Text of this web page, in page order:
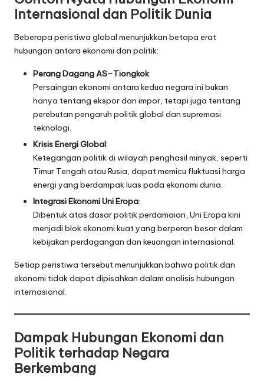
Internasional dan Politik Dunia
Beberapa peristiwa global menunjukkan betapa erat
hubungan antara ekonomi dan politik:
Perang Dagang AS–Tiongkok:
Persaingan ekonomi antara kedua negara ini bukan
hanya tentang ekspor dan impor, tetapi juga tentang
perebutan pengaruh politik global dan supremasi
teknologi.
Krisis Energi Global:
Ketegangan politik di wilayah penghasil minyak, seperti
Timur Tengah atau Rusia, dapat memicu fluktuasi harga
energi yang berdampak luas pada ekonomi dunia.
Integrasi Ekonomi Uni Eropa:
Dibentuk atas dasar politik perdamaian, Uni Eropa kini
menjadi blok ekonomi kuat yang berperan besar dalam
kebijakan perdagangan dan keuangan internasional.
Setiap peristiwa tersebut menunjukkan bahwa politik dan
ekonomi tidak dapat dipisahkan dalam analisis hubungan
internasional.
Dampak Hubungan Ekonomi dan
Politik terhadap Negara
Berkembang